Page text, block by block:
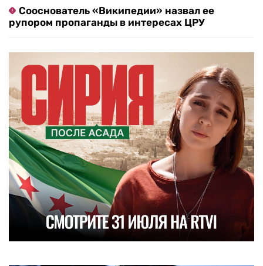
Сооснователь «Википедии» назвал ее
рупором пропаганды в интересах ЦРУ